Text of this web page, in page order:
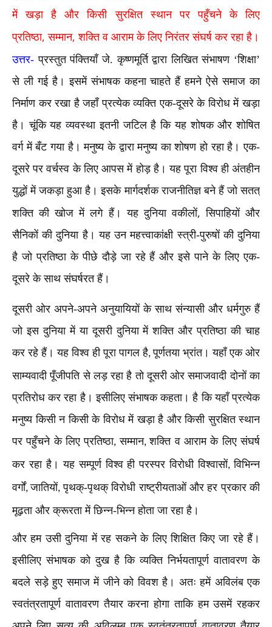
में खड़ा है और किसी सुरक्षित स्थान पर पहुँचने के लिए
प्रतिष्ठा,सम्मान,शक्ति व आराम के लिए निरंतर संघर्ष कर रहा है।
उत्तर- प्रस्तुत पंक्तियाँ जे. कृष्णमूर्ति द्वारा लिखित संभाषण ‘शिक्षा’
से ली गई है। इसमें संभाषक कहना चाहते हैं हमने ऐसे समाज का
निर्माण कर रखा है जहाँ प्रत्येक व्यक्ति एक-दूसरे के विरोध में खड़ा
है। चूंकि यह व्यवस्था इतनी जटिल है कि यह शोषक और शोषित
वर्ग में बँट गया है। मनुष्य के द्वारा मनुष्य का शोषण हो रहा है। एक-
दूसरे पर वर्चस्व के लिए आपस में होड़ है। यह पूरा विश्व ही अंतहीन
युद्धों में जकड़ा हुआ है। इसके मार्गदर्शक राजनीतिज्ञ बने हैं जो सतत्
शक्ति की खोज में लगे हैं। यह दुनिया वकीलों,सिपाहियों और
सैनिकों की दुनिया है। यह उन महत्त्वाकांक्षी स्त्री-पुरुषों की दुनिया
है जो प्रतिष्ठा के पीछे दौड़े जा रहे हैं और इसे पाने के लिए एक-
दूसरे के साथ संघर्षरत हैं।
दूसरी ओर अपने-अपने अनुयायियों के साथ संन्यासी और धर्मगुरु हैं
जो इस दुनिया में या दूसरी दुनिया में शक्ति और प्रतिष्ठा की चाह
कर रहे हैं। यह विश्व ही पूरा पागल है,पूर्णतया भ्रांत। यहाँ एक ओर
साम्यवादी पूँजीपति से लड़ रहा है तो दूसरी ओर समाजवादी दोनों का
प्रतिरोध कर रहा है। इसीलिए संभाषक कहता। है कि यहाँ प्रत्येक
मनुष्य किसी न किसी के विरोध में खड़ा है और किसी सुरक्षित स्थान
पर पहुँचने के लिए प्रतिष्ठा,सम्मान,शक्ति व आराम के लिए संघर्ष
कर रहा है। यह सम्पूर्ण विश्व ही परस्पर विरोधी विश्वासों,विभिन्न
वर्गों,जातियों,पृथक्-पृथक् विरोधी राष्ट्रीयताओं और हर प्रकार की
मूढ़ता और क्रूरता में छिन्न-भिन्न होता जा रहा है।
और हम उसी दुनिया में रह सकने के लिए शिक्षित किए जा रहे हैं।
इसीलिए संभाषक को दुख है कि व्यक्ति निर्भयतापूर्ण वातावरण के
बदले सड़े हुए समाज में जीने को विवश है। अतः हमें अविलंब एक
स्वतंत्रतापूर्ण वातावरण तैयार करना होगा ताकि हम उसमें रहकर